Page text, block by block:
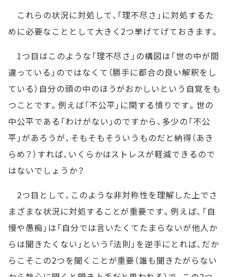
これらの状況に対処して、「理不尽さ」に対処するた
めに必要なこととして大きく2つ挙げてげておきます。
1つ目はこのような「理不尽さ」の構図は「世の中が間
違っている」のではなくて（勝手に都合の良い解釈をし
ている）自分の頭の中のほうがおかしいという自覚をも
つことです。例えば「不公平」に関する憤りです。世の
中公平である「わけがない」のですから、多少の「不公
平」があろうが、そもそもそういうものだと納得（あき
らめ？）すれば、いくらかはストレスが軽減できるので
はないでしょうか？
2つ目として、このような非対称性を理解した上でさ
まざまな状況に対処することが重要です。例えば、「自
慢や愚痴」は「自分では言いたくてたまらないが他人か
らは聞きたくない」という「法則」を逆手にとれば、だか
らこそこの2つを聞くことが重要（誰も聞きたがらない